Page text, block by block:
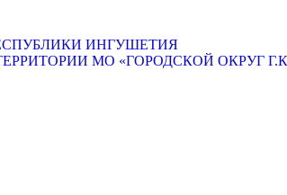
ИНГУШЕТИЯ
МО «ГОРОДСКОЙ ОКРУГ